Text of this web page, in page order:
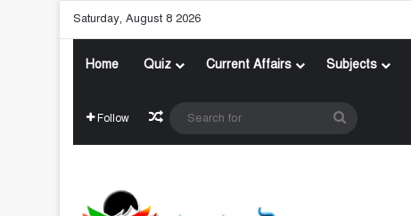
Saturday, August 8 2026
Home Quiz Current Affairs Subjects
Follow Random Article
for